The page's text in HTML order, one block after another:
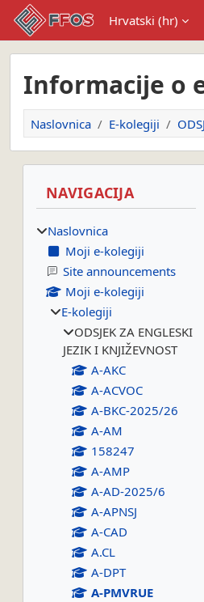
Preskoči na sadržaj
Hrvatski ‎(hr)‎
Informacije o
Naslovnica E-kolegiji
NAVIGACIJA
Naslovnica
Moji e-kolegiji
Site announcements
Moji e-kolegiji
E-kolegiji
ODSJEK ZA ENGLESKI
JEZIK I KNJIŽEVNOST
A-AKC
A-ACVOC
A-BKC-2025/26
A-AM
158247
A-AMP
A-AD-2025/6
A-APNSJ
A-CAD
A.CL
A-DPT
A-PMVRUE